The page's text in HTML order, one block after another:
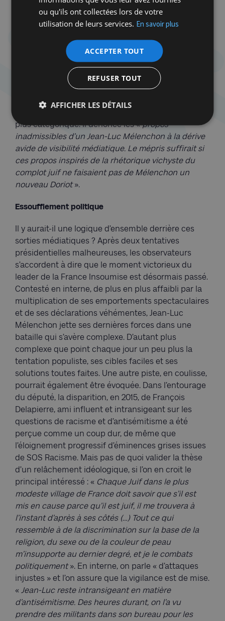
pensées complotistes, une défiance injustifiée et
fantasmée vis-à-vis de nos institutions.
Évidemment, il passe par le véhicule du
“communautarisme et lobby” fantasmé des Juifs,
quoi de plus facile ? Mais lorsqu’il tient ce genre de
propos, à répétition, sur le CRIF, et demain cela
pourrait être sur les médias ou d’autres, ce sont
tous les défenseurs de nos fondements
démocratiques qui doivent se sentir visé
plus catégorique. Il dénonce les «propos
inadmissibles d’un Jean-Luc Mélenchon à la dérive
avide de visibilité médiatique. Le mépris suffirait si
ces propos inspirés de la rhétorique vichyste du
complot juif ne faisaient pas de Mélenchon un
nouveau Doriot».
Essoufflement politique
Il y aurait-il une logique d’ensemble derrière ces
sorties médiatiques ? Après deux tentatives
présidentielles malheureuses, les observateurs
s’accordent à dire que le moment victorieux du
leader de la France Insoumise est désormais passé.
Contesté en interne, de plus en plus affaibli par la
multiplication de ses emportements spectaculaires
et de ses déclarations véhémentes, Jean-Luc
Mélenchon jette ses dernières forces dans une
bataille qui s’avère complexe. D’autant plus
complexe que point chaque jour un peu plus la
tentation populiste, ses cibles faciles et ses
solutions toutes faites. Une autre piste, en coulisse,
pourrait également être évoquée. Dans l’entourage
du député, la disparition, en 2015, de François
Delapierre, ami influent et intransigeant sur les
questions de racisme et d’antisémitisme a été
perçue comme un coup dur, de même que
l’éloignement progressif d’éminences grises issues
de SOS Racisme. Mais pas de quoi valider la thèse
d’un relâchement idéologique, si l’on en croit le
principal intéressé : « Chaque Juif dans le plus
modeste village de France doit savoir que s’il est
mis en cause parce qu’il est juif, il me trouvera à
l’instant d’après à ses côtés (…) Tout ce qui
ressemble à de la discrimination sur la base de la
religion, du sexe ou de la couleur de peau
m’insupporte au dernier degré, et je le combats
politiquement». En interne, on parle « d’attaques
injustes » et l’on assure que la vigilance est de mise.
« Jean-Luc reste intransigeant en matière
d’antisémitisme. Des heures durant, on l’a vu
prendre des militants dans son bureau pour les
ou qu'ils ont collectées lors de votre
utilisation de leurs services. En savoir plus
ACCEPTER TOUT
REFUSER TOUT
AFFICHER LES DÉTAILS